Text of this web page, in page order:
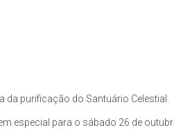
purificação do Santuário Celestial.
especial para o sábado 26 de